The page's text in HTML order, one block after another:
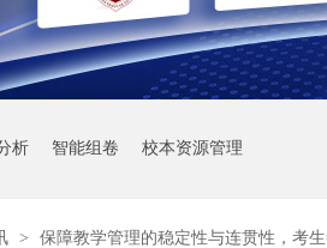
析 智能组卷 校本资源管理
> 保障教学管理的稳定性与连贯性，考